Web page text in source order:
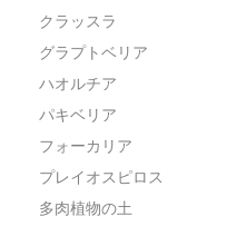
クラッスラ
グラプトベリア
ハオルチア
パキベリア
フォーカリア
プレイオスピロス
多肉植物の土